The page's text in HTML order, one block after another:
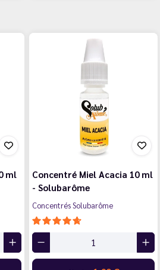
ml
Concentré Miel Acacia 10 ml
- Solubarôme
Concentrés Solubarôme